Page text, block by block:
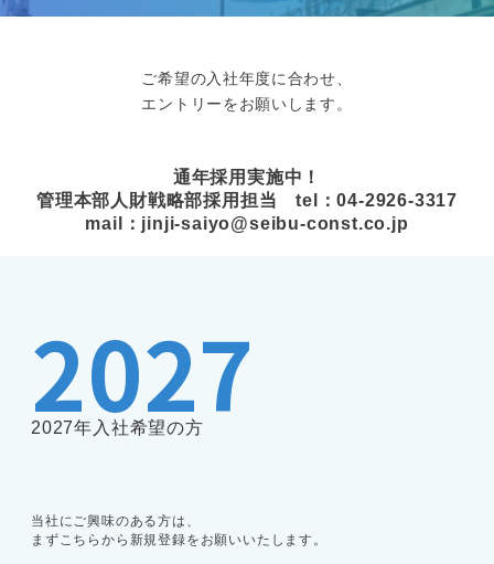
ご希望の入社年度に合わせ、
エントリーをお願いします。
通年採用実施中！
管理本部人財戦略部採用担当 tel：04-2926-3317
mail：jinji-saiyo@seibu-const.co.jp
2027
2027年入社希望の方
当社にご興味のある方は、
まずこちらから新規登録をお願いいたします。